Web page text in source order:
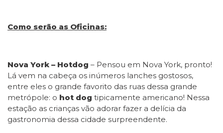
Como serão as Oficinas:
Nova York – Hotdog – Pensou em Nova York, pronto!
Lá vem na cabeça os inúmeros lanches gostosos,
entre eles o grande favorito das ruas dessa grande
metrópole: o hot dog tipicamente americano! Nessa
estação as crianças vão adorar fazer a delícia da
gastronomia dessa cidade surpreendente.